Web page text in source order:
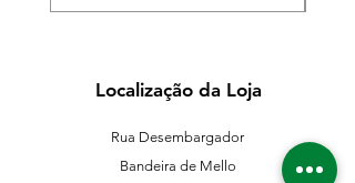
Localização da Loja
Rua Desembargador
Bandeira de Mello